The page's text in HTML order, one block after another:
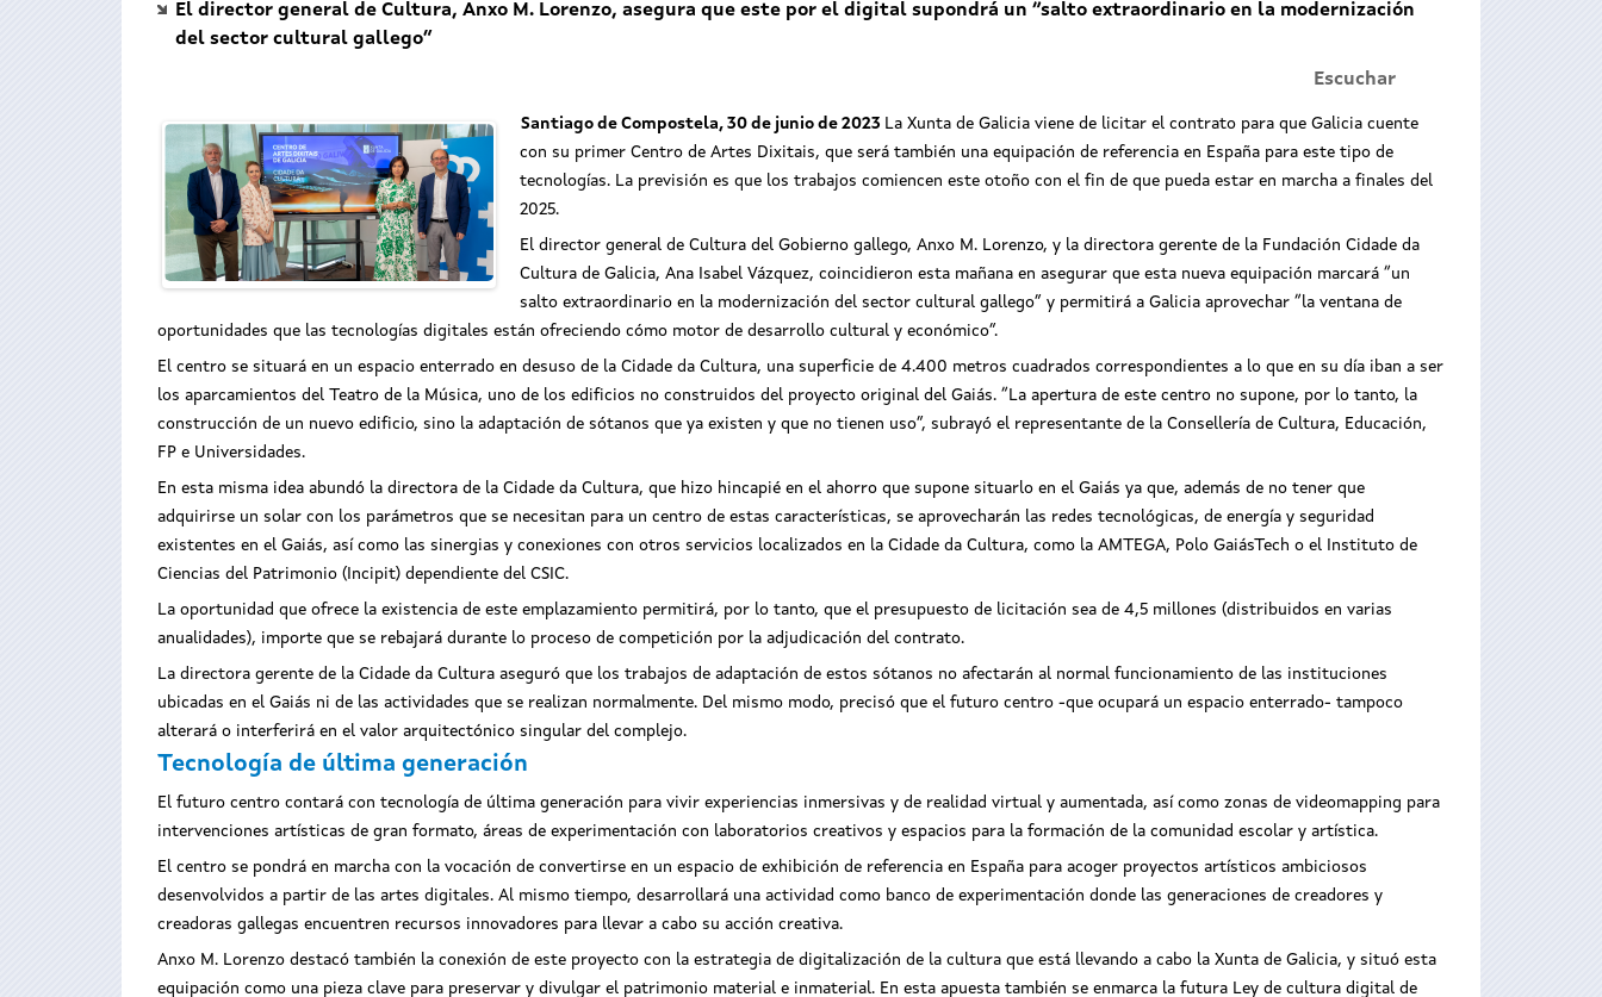
El director general de Cultura, Anxo M. Lorenzo, asegura que este por el digital supondrá un “salto extraordinario en la modernización
del sector cultural gallego”
Escuchar
Santiago de Compostela, 30 de junio de 2023 La Xunta de Galicia viene de licitar el contrato para que Galicia cuente
con su primer Centro de Artes Dixitais, que será también una equipación de referencia en España para este tipo de
tecnologías. La previsión es que los trabajos comiencen este otoño con el fin de que pueda estar en marcha a finales del
2025.
El director general de Cultura del Gobierno gallego, Anxo M. Lorenzo, y la directora gerente de la Fundación Cidade da
Cultura de Galicia, Ana Isabel Vázquez, coincidieron esta mañana en asegurar que esta nueva equipación marcará “un
salto extraordinario en la modernización del sector cultural gallego” y permitirá a Galicia aprovechar “la ventana de
oportunidades que las tecnologías digitales están ofreciendo cómo motor de desarrollo cultural y económico”.
El centro se situará en un espacio enterrado en desuso de la Cidade da Cultura, una superficie de 4.400 metros cuadrados correspondientes a lo que en su día iban a ser
los aparcamientos del Teatro de la Música, uno de los edificios no construidos del proyecto original del Gaiás. “La apertura de este centro no supone, por lo tanto, la
construcción de un nuevo edificio, sino la adaptación de sótanos que ya existen y que no tienen uso”, subrayó el representante de la Consellería de Cultura, Educación,
FP e Universidades.
En esta misma idea abundó la directora de la Cidade da Cultura, que hizo hincapié en el ahorro que supone situarlo en el Gaiás ya que, además de no tener que
adquirirse un solar con los parámetros que se necesitan para un centro de estas características, se aprovecharán las redes tecnológicas, de energía y seguridad
existentes en el Gaiás, así como las sinergias y conexiones con otros servicios localizados en la Cidade da Cultura, como la AMTEGA, Polo GaiásTech o el Instituto de
Ciencias del Patrimonio (Incipit) dependiente del CSIC.
La oportunidad que ofrece la existencia de este emplazamiento permitirá, por lo tanto, que el presupuesto de licitación sea de 4,5 millones (distribuidos en varias
anualidades), importe que se rebajará durante lo proceso de competición por la adjudicación del contrato.
La directora gerente de la Cidade da Cultura aseguró que los trabajos de adaptación de estos sótanos no afectarán al normal funcionamiento de las instituciones
ubicadas en el Gaiás ni de las actividades que se realizan normalmente. Del mismo modo, precisó que el futuro centro -que ocupará un espacio enterrado- tampoco
alterará o interferirá en el valor arquitectónico singular del complejo.
Tecnología de última generación
El futuro centro contará con tecnología de última generación para vivir experiencias inmersivas y de realidad virtual y aumentada, así como zonas de videomapping para
intervenciones artísticas de gran formato, áreas de experimentación con laboratorios creativos y espacios para la formación de la comunidad escolar y artística.
El centro se pondrá en marcha con la vocación de convertirse en un espacio de exhibición de referencia en España para acoger proyectos artísticos ambiciosos
desenvolvidos a partir de las artes digitales. Al mismo tiempo, desarrollará una actividad como banco de experimentación donde las generaciones de creadores y
creadoras gallegas encuentren recursos innovadores para llevar a cabo su acción creativa.
Anxo M. Lorenzo destacó también la conexión de este proyecto con la estrategia de digitalización de la cultura que está llevando a cabo la Xunta de Galicia, y situó esta
equipación como una pieza clave para preservar y divulgar el patrimonio material e inmaterial. En esta apuesta también se enmarca la futura Ley de cultura digital de